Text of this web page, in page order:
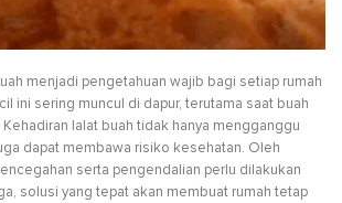
menjadi pengetahuan wajib bagi setiap rumah
ini sering muncul di dapur, terutama saat buah
Kehadiran lalat buah tidak hanya mengganggu
dapat membawa risiko kesehatan. Oleh
serta pengendalian perlu dilakukan
solusi yang tepat akan membuat rumah tetap